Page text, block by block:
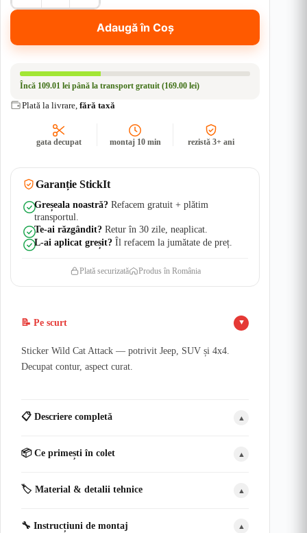
Jeep
&
–
Attack
Rezistent
Apă
Adaugă în Coș
Încă 109.01 lei până la transport gratuit (169.00 lei)
Plată la livrare, fără taxă
gata decupat montaj 10 min rezistă 3+ ani
Garanție StickIt
Greșeala noastră? Refacem gratuit + plătim
transportul.
Te-ai răzgândit? Retur în 30 zile, neaplicat.
L-ai aplicat greșit? Îl refacem la jumătate de preț.
Plată securizată Produs în România
📝 Pe scurt ▲
Sticker Wild Cat Attack — potrivit Jeep, SUV și 4x4.
Decupat contur, aspect curat.
📋 Descriere completă ▲
📦 Ce primești în colet ▲
🏷️ Material & detalii tehnice ▲
🔧 Instrucțiuni de montaj ▲